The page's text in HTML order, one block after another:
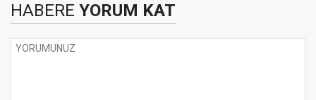
HABERE YORUM KAT